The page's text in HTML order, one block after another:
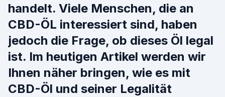
handelt. Viele Menschen, die an
CBD-ÖL interessiert sind, haben
jedoch die Frage, ob dieses Öl legal
ist. Im heutigen Artikel werden wir
Ihnen näher bringen, wie es mit
CBD-Öl und seiner Legalität